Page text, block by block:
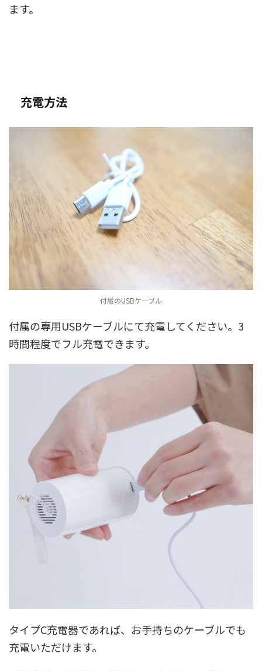
ます。
充電方法
付属のUSBケーブル
付属の専用USBケーブルにて充電してください。3
時間程度でフル充電できます。
タイプC充電器であれば、お手持ちのケーブルでも
充電いただけます。